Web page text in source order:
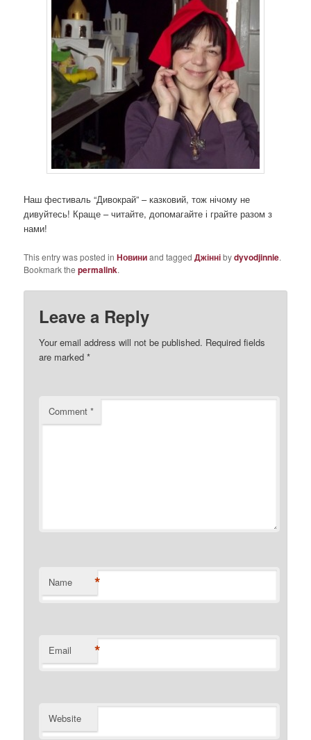
Наш фестиваль “Дивокрай” – казковий, тож нічому не
дивуйтесь! Краще – читайте, допомагайте і грайте разом з
нами!
This entry was posted inНовиниand taggedДжінніbydyvodjinnie.
Bookmark thepermalink.
Leave a Reply
Your email address will not be published. Required fields
are marked*
Comment*
Name *
Email *
Website